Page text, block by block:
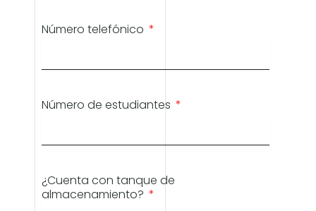
Número telefónico
Número de estudiantes
¿Cuenta con tanque de
almacenamiento?